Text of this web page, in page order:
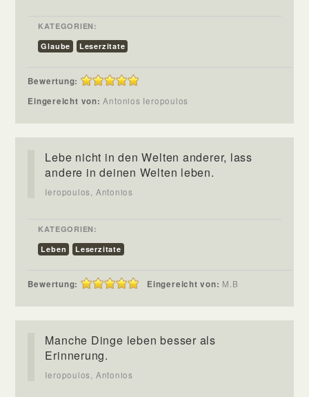
KATEGORIEN:
Glaube
Leserzitate
Bewertung:
Eingereicht von:Antonios Ieropoulos
Lebe nicht in den Welten anderer, lass
andere in deinen Welten leben.
Ieropoulos, Antonios
KATEGORIEN:
Leben
Leserzitate
Bewertung: Eingereicht von: M.B
Manche Dinge leben besser als
Erinnerung.
Ieropoulos, Antonios